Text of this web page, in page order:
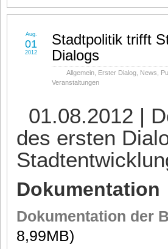
Stadtpolitik trifft
Dialogs
Allgemein Erster Dialog News
Veranstaltungen
Aug.
01
2012
01.08.2012 |
des ersten
Dokumentation
Dokumentation der
8,99MB)